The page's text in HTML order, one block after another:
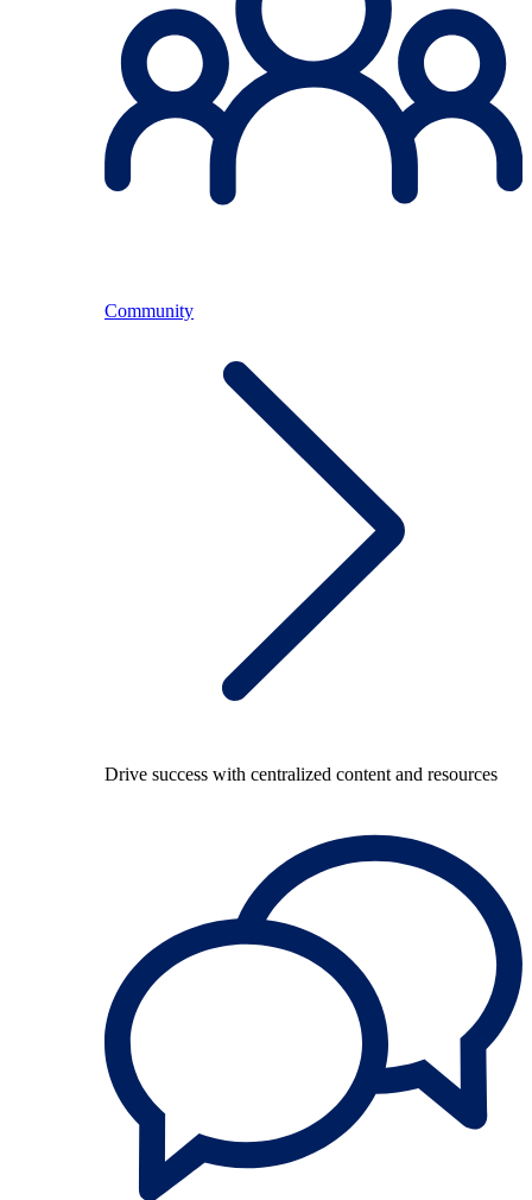
Community
Drive success with centralized content and resources